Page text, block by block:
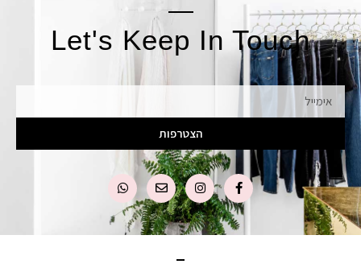
Let's Keep In Touch
אימייל
הצטרפות